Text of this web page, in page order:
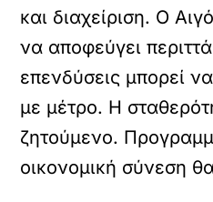
και διαχείριση. Ο
να αποφεύγει
επενδύσεις μπορεί
με μέτρο. Η
ζητούμενο.
οικονομική σύνεση